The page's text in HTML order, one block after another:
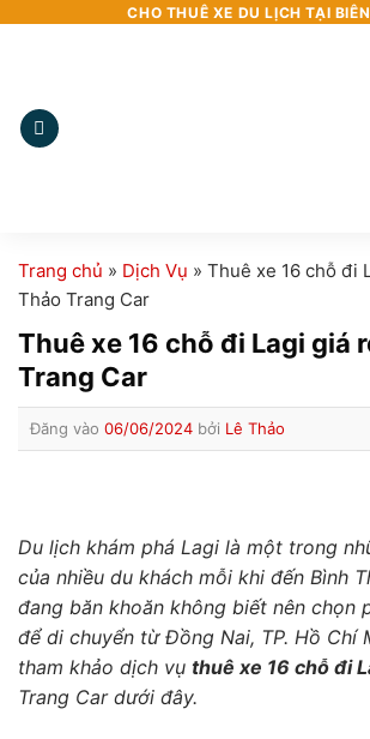
dung
CHO THUÊ XE DU LỊCH TẠI
Trang chủ » Dịch Vụ » Thuê xe 16 chỗ đi
Thảo Trang Car
Thuê xe 16 chỗ đi Lagi giá
Trang Car
Đăng vào 06/06/2024 bởi Lê Thảo
Du lịch khám phá Lagi là một trong
của nhiều du khách mỗi khi đến Bình
đang băn khoăn không biết nên chọn
để di chuyển từ Đồng Nai, TP. Hồ Chí
tham khảo dịch vụ thuê xe 16 chỗ đi
Trang Car dưới đây.